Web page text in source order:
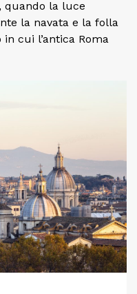
quando la luce
la navata e la folla
cui l’antica Roma